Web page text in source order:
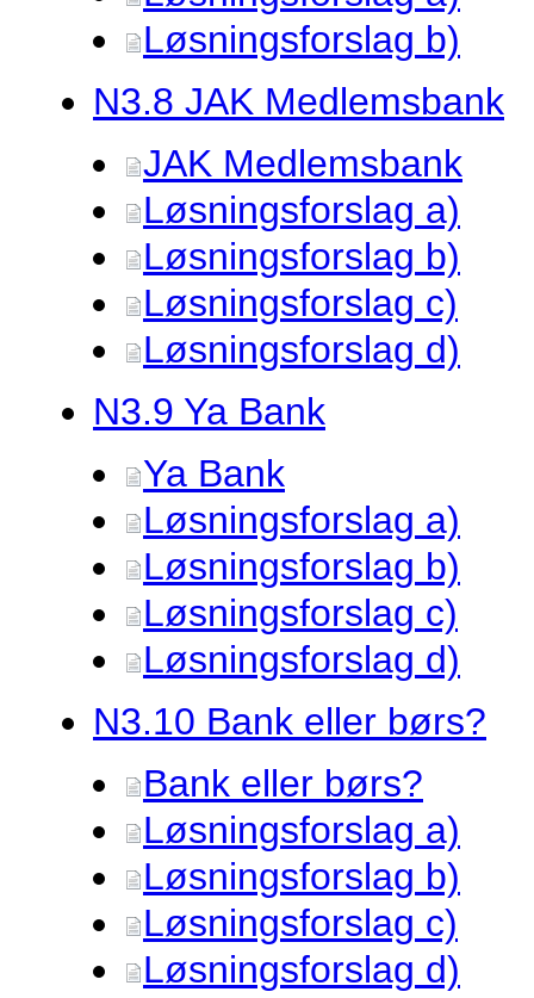
Løsningsforslag b)
N3.8 JAK Medlemsbank
JAK Medlemsbank
Løsningsforslag a)
Løsningsforslag b)
Løsningsforslag c)
Løsningsforslag d)
N3.9 Ya Bank
Ya Bank
Løsningsforslag a)
Løsningsforslag b)
Løsningsforslag c)
Løsningsforslag d)
N3.10 Bank eller børs?
Bank eller børs?
Løsningsforslag a)
Løsningsforslag b)
Løsningsforslag c)
Løsningsforslag d)